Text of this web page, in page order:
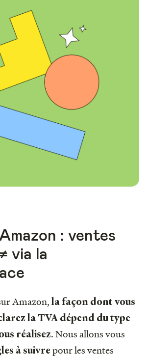
: ventes
via la
Amazon, la façon dont vous
la TVA dépend du type
réalisez. Nous allons vous
à suivrepour les ventes